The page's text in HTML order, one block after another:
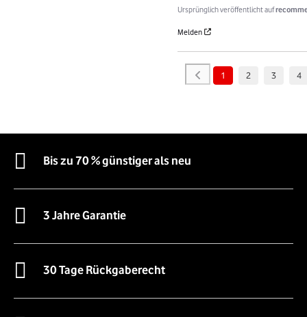
Ursprünglich veröffentlicht auf
Melden
1 2 3 4
Bis zu 70 % günstiger als neu
3 Jahre Garantie
30 Tage Rückgaberecht